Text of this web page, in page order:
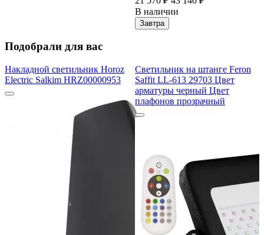
В наличии
Завтра
Подобрали для вас
Накладной светильник Horoz
Electric Salkim HRZ00000953
Светильник на штанге Feron
Saffit LL-613 29703 Цвет
арматуры черный Цвет
плафонов прозрачный